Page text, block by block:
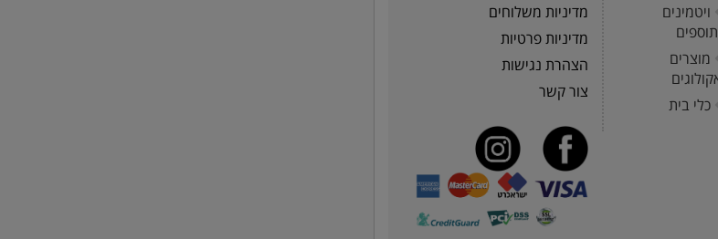
ויטמינים
מוצרים
כלי בית
מדיניות משלוחים
מדיניות פרטיות
הצהרת נגישות
צור קשר